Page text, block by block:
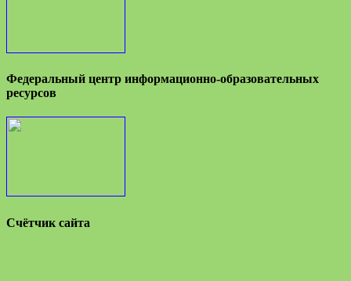
Федеральный центр информационно-образовательных
ресурсов
Счётчик сайта